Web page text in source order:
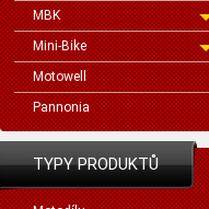
MBK
Mini-Bike
Motowell
Pannonia
TYPY PRODUKTŮ